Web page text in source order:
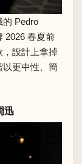
的 Pedro
2026 春夏前
，設計上拿掉
更中性、簡
迅